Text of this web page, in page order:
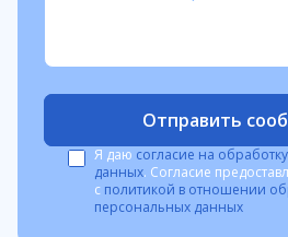
Я даю согласие на
данных. Согласие
с политикой в отношении
персональных данных
Отправить